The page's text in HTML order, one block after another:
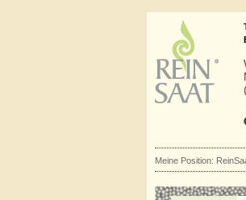
Meine Position: